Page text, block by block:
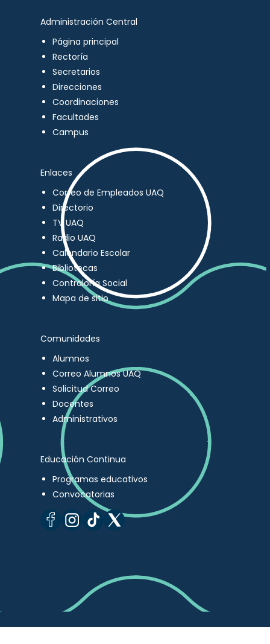
Administración Central
Página principal
Rectoría
Secretarios
Direcciones
Coordinaciones
Facultades
Campus
Enlaces
Correo de Empleados UAQ
Directorio
TV UAQ
Radio UAQ
Calendario Escolar
Bibliotecas
Contraloría Social
Mapa de sitio
Comunidades
Alumnos
Correo Alumnos UAQ
Solicitud Correo
Docentes
Administrativos
Educación Continua
Programas educativos
Convocatorias